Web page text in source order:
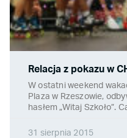
Relacja z pokazu w
W ostatni weekend
Plaza w Rzeszowie,
hasłem „Witaj Szkoło”.
31 sierpnia 2015